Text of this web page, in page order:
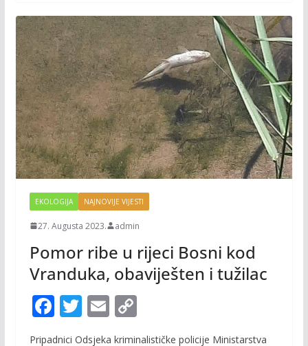
EKOLOGIJA NAJNOVIJE VIJESTI
27. Augusta 2023. admin
Pomor ribe u rijeci Bosni kod
Vranduka, obaviješten i tužilac
F
ac
T
w
E
m
C
o
Pripadnici Odsjeka kriminalističke policije Ministarstva